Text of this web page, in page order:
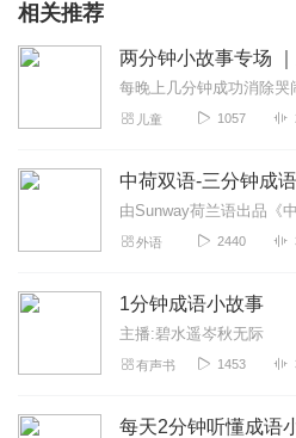
相关推荐
儿童 1057
中荷双语-三分钟成
外语 2440
1分钟成语小故事
主播:碧水遥岑秋无际
有声书 1453
每天2分钟听懂成语